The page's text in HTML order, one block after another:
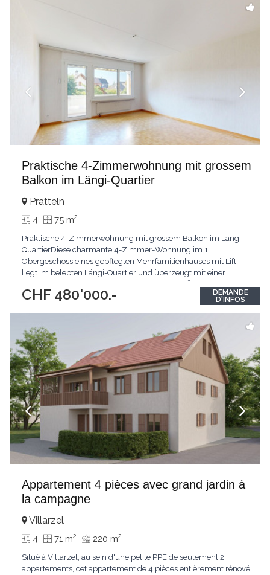
Praktische 4-Zimmerwohnung mit grossem
Balkon im Längi-Quartier
CHF 480'000.-
Pratteln
4 75 m2
Praktische 4-Zimmerwohnung mit grossem Balkon im Längi-
QuartierDiese charmante 4-Zimmer-Wohnung im 1.
Obergeschoss eines gepflegten Mehrfamilienhauses mit Lift
liegt im belebten Längi-Quartier und überzeugt mit einer
erwartet Sie ein grosszügiger Wohn- und Essbereich mit
Zugang zum sonnigen Balkon und Blick auf der gepflegten
DEMANDE
D'INFOS
Appartement 4 pièces avec grand jardin à
la campagne
Villarzel
4 71 m2 220 m2
Situé à Villarzel, au sein d'une petite PPE de seulement 2
appartements, cet appartement de 4 pièces entièrement rénové